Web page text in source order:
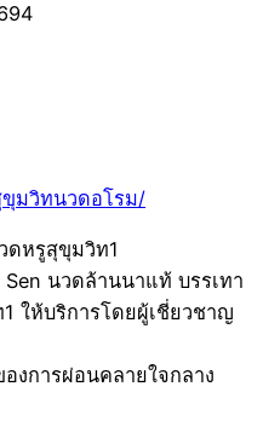
มวิทนวดอโรม/
ดหรูสุขุมวิท1
นวดล้านนาแท้ บรรเทา
ให้บริการโดยผู้เชี่ยวชาญ
งการผ่อนคลายใจกลาง